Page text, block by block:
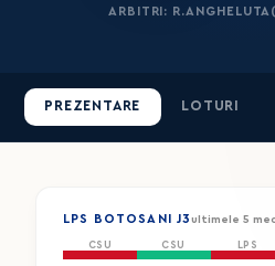
ARBITRI:
PREZENTARE LOTURI
LPS BOTOSANI J3ultimele 5
CSU CSU LPS